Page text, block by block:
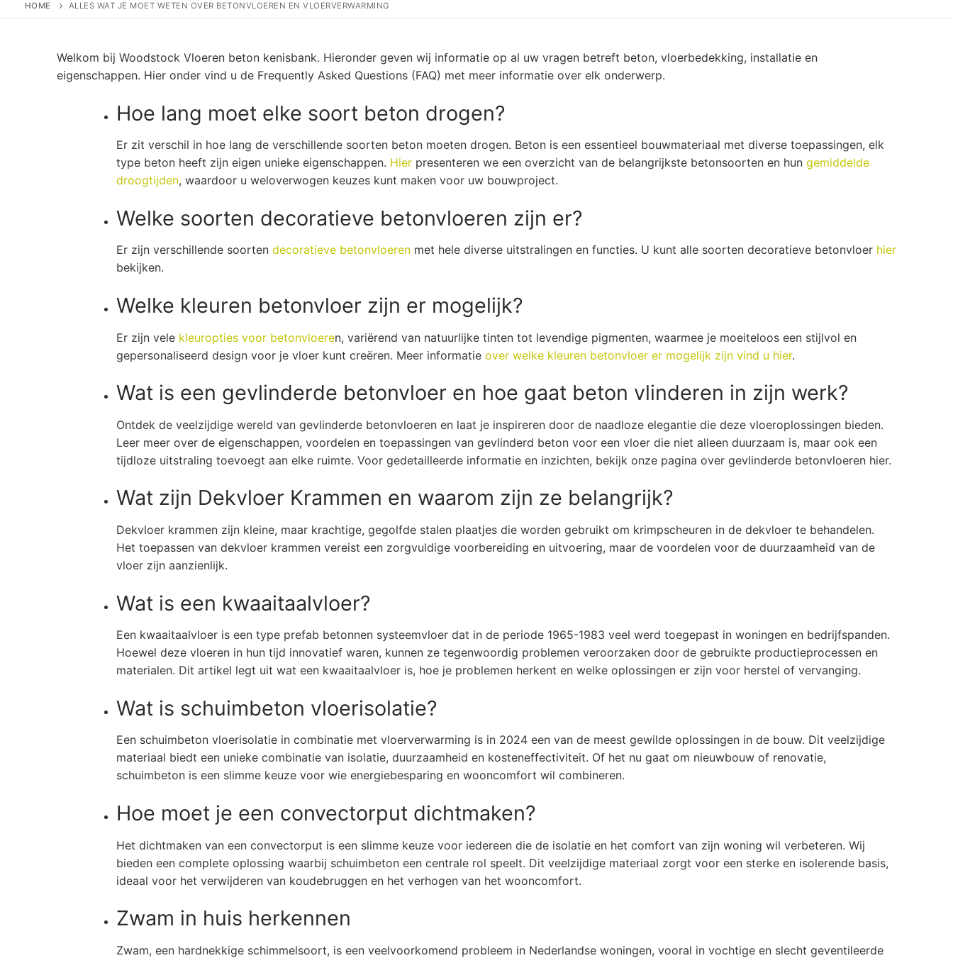
HOME ALLES WAT JE MOET WETEN OVER BETONVLOEREN EN VLOERVERWARMING
Welkom bij Woodstock Vloeren beton kenisbank. Hieronder geven wij informatie op al uw vragen betreft beton, vloerbedekking, installatie en
eigenschappen. Hier onder vind u de Frequently Asked Questions (FAQ) met meer informatie over elk onderwerp.
Hoe lang moet elke soort beton drogen?
Er zit verschil in hoe lang de verschillende soorten beton moeten drogen. Beton is een essentieel bouwmateriaal met diverse toepassingen, elk
type beton heeft zijn eigen unieke eigenschappen. Hierpresenteren we een overzicht van de belangrijkste betonsoorten en hun gemiddelde
droogtijden, waardoor u weloverwogen keuzes kunt maken voor uw bouwproject.
Welke soorten decoratieve betonvloeren zijn er?
Er zijn verschillende soorten decoratieve betonvloerenmet hele diverse uitstralingen en functies. U kunt alle soorten decoratieve betonvloer hier
bekijken.
Welke kleuren betonvloer zijn er mogelijk?
Er zijn vele kleuropties voor betonvloeren, variërend van natuurlijke tinten tot levendige pigmenten, waarmee je moeiteloos een stijlvol en
gepersonaliseerd design voor je vloer kunt creëren. Meer informatie over welke kleuren betonvloer er mogelijk zijn vind u hier.
Wat is een gevlinderde betonvloer en hoe gaat beton vlinderen in zijn werk?
Ontdek de veelzijdige wereld van gevlinderde betonvloeren en laat je inspireren door de naadloze elegantie die deze vloeroplossingen bieden.
Leer meer over de eigenschappen, voordelen en toepassingen van gevlinderd beton voor een vloer die niet alleen duurzaam is, maar ook een
tijdloze uitstraling toevoegt aan elke ruimte. Voor gedetailleerde informatie en inzichten, bekijk onze pagina over gevlinderde betonvloeren hier.
Wat zijn Dekvloer Krammen en waarom zijn ze belangrijk?
Dekvloer krammen zijn kleine, maar krachtige, gegolfde stalen plaatjes die worden gebruikt om krimpscheuren in de dekvloer te behandelen.
Het toepassen van dekvloer krammen vereist een zorgvuldige voorbereiding en uitvoering, maar de voordelen voor de duurzaamheid van de
vloer zijn aanzienlijk.
Wat is een kwaaitaalvloer?
Een kwaaitaalvloer is een type prefab betonnen systeemvloer dat in de periode 1965-1983 veel werd toegepast in woningen en bedrijfspanden.
Hoewel deze vloeren in hun tijd innovatief waren, kunnen ze tegenwoordig problemen veroorzaken door de gebruikte productieprocessen en
materialen. Dit artikel legt uit wat een kwaaitaalvloer is, hoe je problemen herkent en welke oplossingen er zijn voor herstel of vervanging.
Wat is schuimbeton vloerisolatie?
Een schuimbeton vloerisolatie in combinatie met vloerverwarming is in 2024 een van de meest gewilde oplossingen in de bouw. Dit veelzijdige
materiaal biedt een unieke combinatie van isolatie, duurzaamheid en kosteneffectiviteit. Of het nu gaat om nieuwbouw of renovatie,
schuimbeton is een slimme keuze voor wie energiebesparing en wooncomfort wil combineren.
Hoe moet je een convectorput dichtmaken?
Het dichtmaken van een convectorput is een slimme keuze voor iedereen die de isolatie en het comfort van zijn woning wil verbeteren. Wij
bieden een complete oplossing waarbij schuimbeton een centrale rol speelt. Dit veelzijdige materiaal zorgt voor een sterke en isolerende basis,
ideaal voor het verwijderen van koudebruggen en het verhogen van het wooncomfort.
Zwam in huis herkennen
Zwam, een hardnekkige schimmelsoort, is een veelvoorkomend probleem in Nederlandse woningen, vooral in vochtige en slecht geventileerde